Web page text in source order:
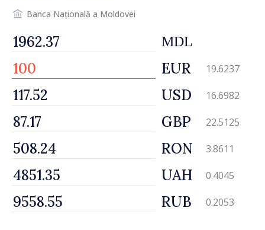
Banca Națională a Moldovei
MDL
EUR 19.6237
USD 16.6982
GBP 22.5125
RON 3.8611
UAH 0.4045
RUB 0.2053